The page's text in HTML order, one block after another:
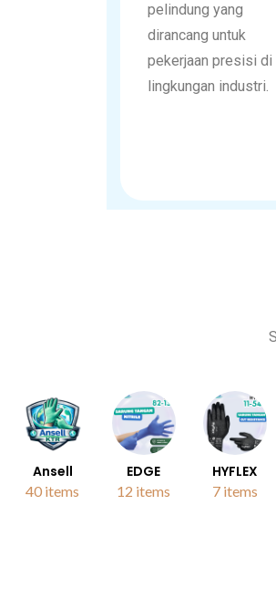
pelindung yang
dirancang untuk
pekerjaan presisi di
lingkungan industri.
Ansell
40 items
EDGE
12 items
HYFLEX
7 items